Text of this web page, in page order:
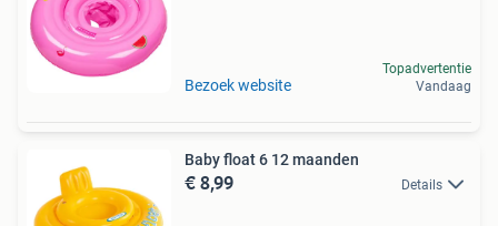
Bezoek website
Topadvertentie
Vandaag
Baby float 6 12 maanden
€ 8,99 Details